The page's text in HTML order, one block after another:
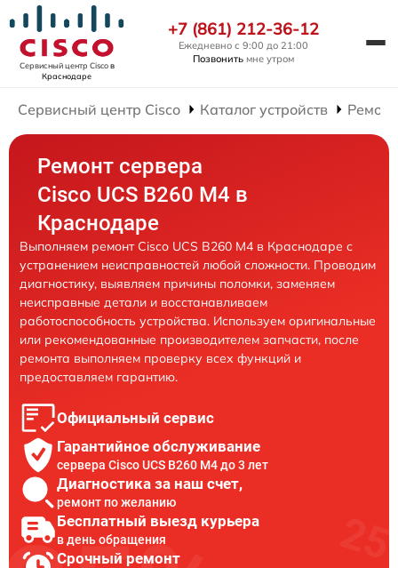
Сервисный центр Ciscoв
Краснодаре
+7 (861) 212-36-12
Ежедневно с 9:00 до 21:00
Позвонить мне утром
Сервисный центр Cisco Каталог устройств
Ремонт сервера
Cisco UCS B260 M4 в
Краснодаре
Выполняем ремонт Cisco UCS B260 M4 в Краснодаре с
устранением неисправностей любой сложности. Проводим
диагностику, выявляем причины поломки, заменяем
неисправные детали и восстанавливаем
работоспособность устройства. Используем оригинальные
или рекомендованные производителем запчасти, после
ремонта выполняем проверку всех функций и
предоставляем гарантию.
Официальный сервис
Гарантийное обслуживание
сервера Cisco UCS B260 M4 до 3 лет
Диагностика за наш счет,
ремонт по желанию
Бесплатный выезд курьера
в день обращения
Срочный ремонт